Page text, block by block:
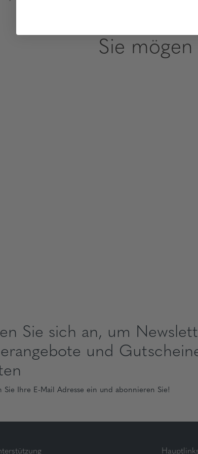
Sie
Sie sich an, um
und
Sie Ihre E-Mail Adresse ein und abonnieren Sie!